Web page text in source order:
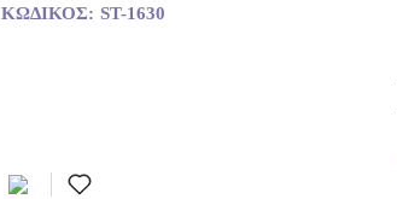
ΚΩΔΙΚΌΣ: ST-1630